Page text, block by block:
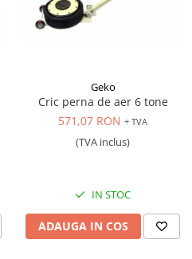
Geko
Cric perna de aer 6 tone
571,07 RON + TVA
(TVA inclus)
IN STOC
ADAUGA IN COS